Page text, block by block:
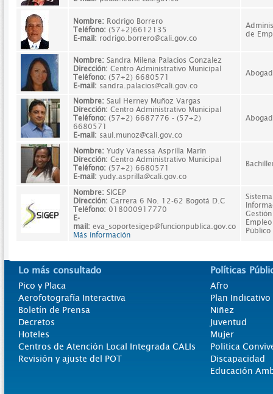
Nombre: Rodrigo Borrero
Teléfono: (57+2)6612135
E-mail: rodrigo.borrero@cali.gov.co
de
Nombre: Sandra Milena Palacios Gonzalez
Dirección: Centro Administrativo Municipal
Teléfono: (57+2) 6680571
E-mail: sandra.palacios@cali.gov.co
Nombre: Saul Herney Muñoz Vargas
Dirección: Centro Administrativo Municipal
Teléfono: (57+2) 6687776 - (57+2)
6680571
E-mail: saul.munoz@cali.gov.co
Nombre: Yudy Vanessa Asprilla Marin
Dirección: Centro Administrativo Municipal
Teléfono: (57+2) 6680571
E-mail: yudy.asprilla@cali.gov.co
Nombre: SIGEP
Dirección: Carrera 6 No. 12-62 Bogotá D.C
Teléfono: 018000917770
E-
mail: eva_soportesigep@funcionpublica.gov.co
Más información
Empleo
Público
Lo más consultado
Pico y Placa
Aerofotografía Interactiva
Boletín de Prensa
Decretos
Hoteles
Centros de Atención Local Integrada CALIs
Revisión y ajuste del POT
Políticas
Afro
Plan
Niñez
Juventud
Mujer
Politica
Discapacidad
Educación